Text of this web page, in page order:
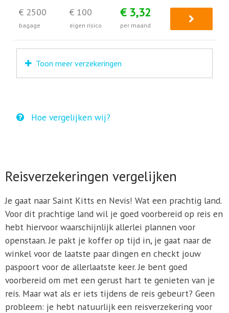
€ 2500
bagage
€ 100
eigen risico
€ 3,32
per maand
Toon meer verzekeringen
Hoe vergelijken wij?
Reisverzekeringen vergelijken
Je gaat naar Saint Kitts en Nevis! Wat een prachtig land.
Voor dit prachtige land wil je goed voorbereid op reis en
hebt hiervoor waarschijnlijk allerlei plannen voor
openstaan. Je pakt je koffer op tijd in, je gaat naar de
winkel voor de laatste paar dingen en checkt jouw
paspoort voor de allerlaatste keer. Je bent goed
voorbereid om met een gerust hart te genieten van je
reis. Maar wat als er iets tijdens de reis gebeurt? Geen
probleem: je hebt natuurlijk een reisverzekering voor